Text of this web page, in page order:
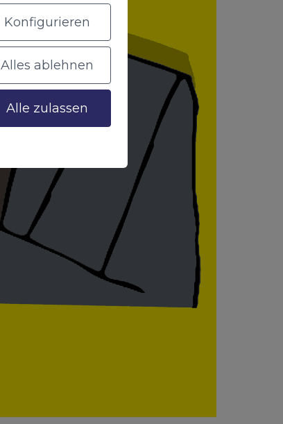
Konfigurieren
Alles ablehnen
Alle zulassen